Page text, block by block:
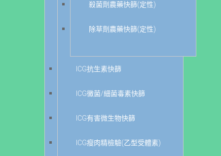
殺菌劑農藥快篩(定性)
除草劑農藥快篩(定性)
ICG抗生素快篩
ICG黴菌/細菌毒素快篩
ICG有害微生物快篩
ICG瘦肉精檢驗(乙型受體素)